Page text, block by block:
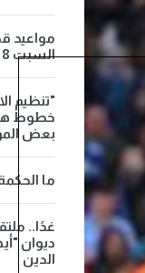
مواعيد
السبت 8 أغسطس 2026
"تنظيم
خطوط
بعض
ما
غدًا..
ديوان
الدين